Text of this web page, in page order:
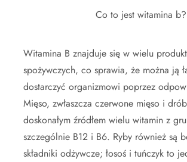
Co to jest witamina b?
Witamina B znajduje się w wielu
spożywczych, co sprawia, że można ją
dostarczyć organizmowi poprzez
Mięso, zwłaszcza czerwone mięso i
doskonałym źródłem wielu witamin z
szczególnie B12 i B6. Ryby również są
składniki odżywcze; łosoś i tuńczyk to